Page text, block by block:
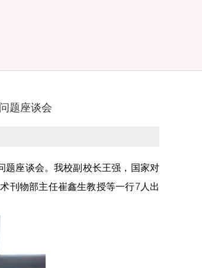
题座谈会
题座谈会。我校副校长王强，国家对
刊物部主任崔鑫生教授等一行7 人出